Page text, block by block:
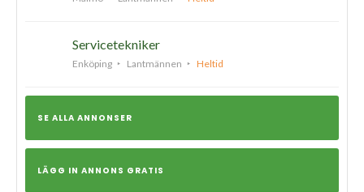
Servicetekniker
Enköping Lantmännen Heltid
SE ALLA ANNONSER
LÄGG IN ANNONS GRATIS